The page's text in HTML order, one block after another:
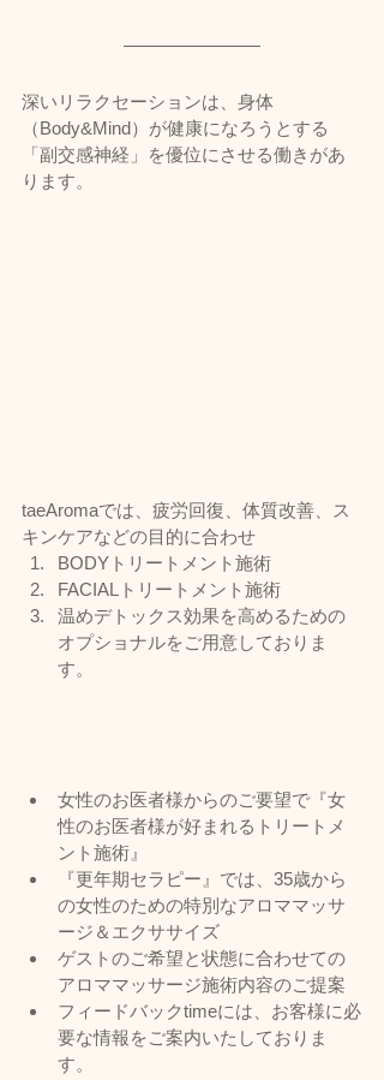
深いリラクセーションは、身体
（Body&Mind）が健康になろうとする
「副交感神経」を優位にさせる働きがあ
ります。
taeAromaでは、疲労回復、体質改善、ス
キンケアなどの目的に合わせ
BODYトリートメント施術
FACIALトリートメント施術
温めデトックス効果を高めるための
オプショナルをご用意しておりま
す。
女性のお医者様からのご要望で『女
性のお医者様が好まれるトリートメ
ント施術』
『更年期セラピー』では、35歳から
の女性のための特別なアロママッサ
ージ＆エクササイズ
ゲストのご希望と状態に合わせての
アロママッサージ施術内容のご提案
フィードバックtimeには、お客様に必
要な情報をご案内いたしておりま
す。